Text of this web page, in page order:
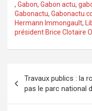
, Gabon, Gabon actu,
Gabonactu,
Hermann Immongault,
président Brice Clotaire
de
l’article
Travaux publics : la
pas le parc national